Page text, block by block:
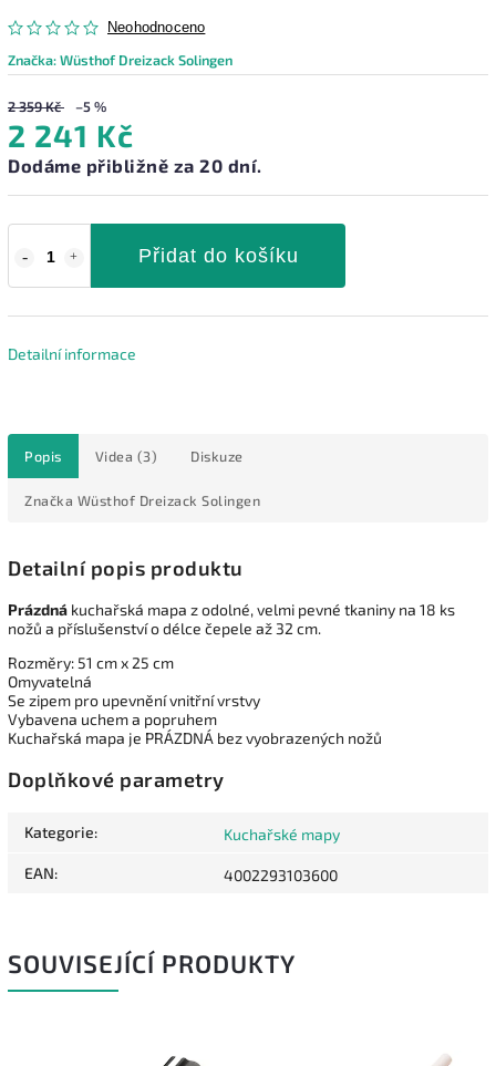
Neohodnoceno
Značka:Wüsthof Dreizack Solingen
2 359 Kč –5 %
2 241 Kč
Dodáme přibližně za 20 dní.
Přidat do košíku
Detailní informace
Popis Videa (3) Diskuze
Značka Wüsthof Dreizack Solingen
Detailní popis produktu
Prázdná kuchařská mapa z odolné, velmi pevné tkaniny na 18 ks
nožů a příslušenství o délce čepele až 32 cm.
Rozměry: 51 cm x 25 cm
Omyvatelná
Se zipem pro upevnění vnitřní vrstvy
Vybavena uchem a popruhem
Kuchařská mapa je PRÁZDNÁ bez vyobrazených nožů
Doplňkové parametry
Kategorie: Kuchařské mapy
EAN: 4002293103600
SOUVISEJÍCÍ PRODUKTY